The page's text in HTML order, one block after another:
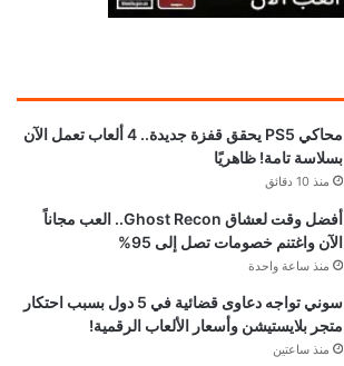
محاكي PS5 يحقق قفزة جديدة.. 4 ألعاب تعمل الآن
بسلاسة تامة! ظاهريًا
منذ 10 دقائق
أفضل وقت لعشاق Ghost Recon.. العب مجاناً
الآن واغتنم خصومات تصل إلى 95%
منذ ساعة واحدة
سوني تواجه دعاوى قضائية في 5 دول بسبب احتكار
متجر بلايستيشن وأسعار الألعاب الرقمية!
منذ ساعتين